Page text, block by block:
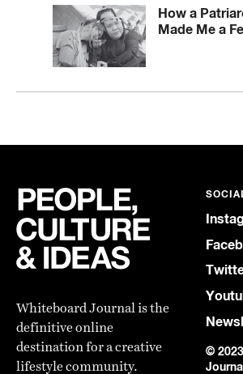
How a
Made Me a
Whiteboard Journal is the
definitive online
destination for a creative
lifestyle community.
©